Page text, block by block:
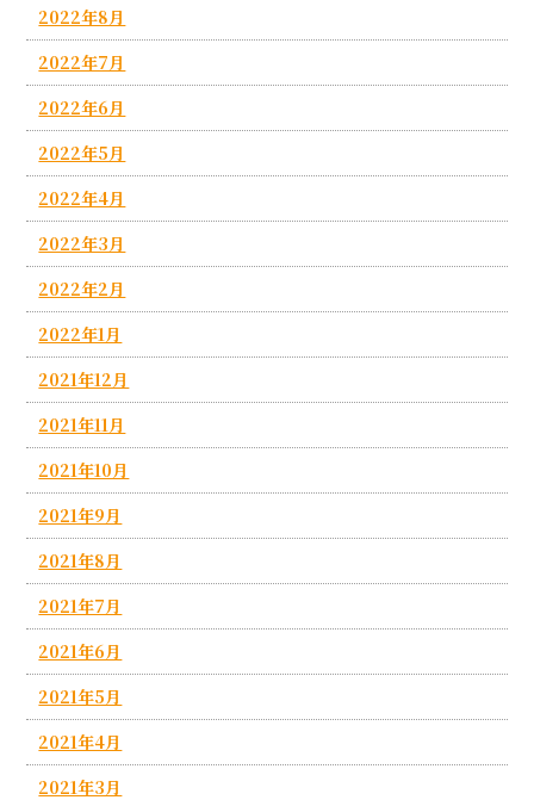
2022年8月
2022年7月
2022年6月
2022年5月
2022年4月
2022年3月
2022年2月
2022年1月
2021年12月
2021年11月
2021年10月
2021年9月
2021年8月
2021年7月
2021年6月
2021年5月
2021年4月
2021年3月